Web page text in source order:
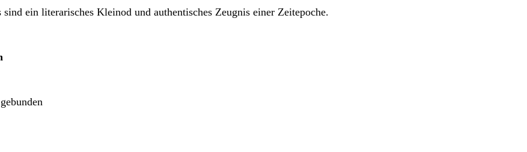
ein literarisches Kleinod und authentisches Zeugnis einer Zeitepoche.